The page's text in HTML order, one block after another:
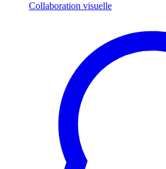
Collaboration visuelle